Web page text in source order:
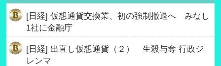
[日経] 仮想通貨交換業、初の強制撤退へ みなし
1社に金融庁
[日経] 出直し仮想通貨（２） 生殺与奪 行政ジ
レンマ